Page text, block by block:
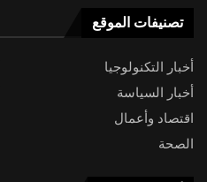
تصنيفات الموقع
أخبار التكنولوجيا
أخبار السياسة
اقتصاد وأعمال
الصحة